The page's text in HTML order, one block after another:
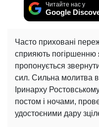
Читайте нас у
Google
Часто приховані
сприяють погіршенню
пропонується
сил. Сильна молитва
Іринарху
постом і ночами,
удостоєними дару